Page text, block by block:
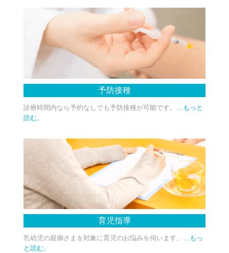
予防接種
診療時間内なら予約なしでも予防接種が可能です。
…もっと
読む。
育児指導
乳幼児の親御さまを対象に育児のお悩みを伺います。 …もっ
と読む。